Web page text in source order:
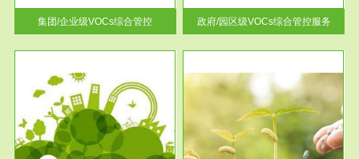
集团/企业级VOCs综合管控
年，全...
政府/园区级VOCs综合管控服务
服务范围
土壤修复